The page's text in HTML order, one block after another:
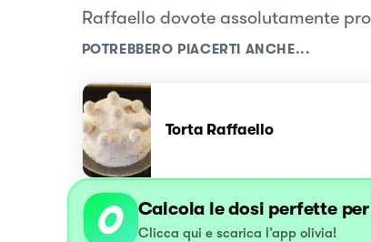
Raffaello dovote assolutamente
POTREBBERO PIACERTI ANCHE...
Torta Raffaello
Calcola le dosi perfette
Clicca qui e scarica l’app olivia!